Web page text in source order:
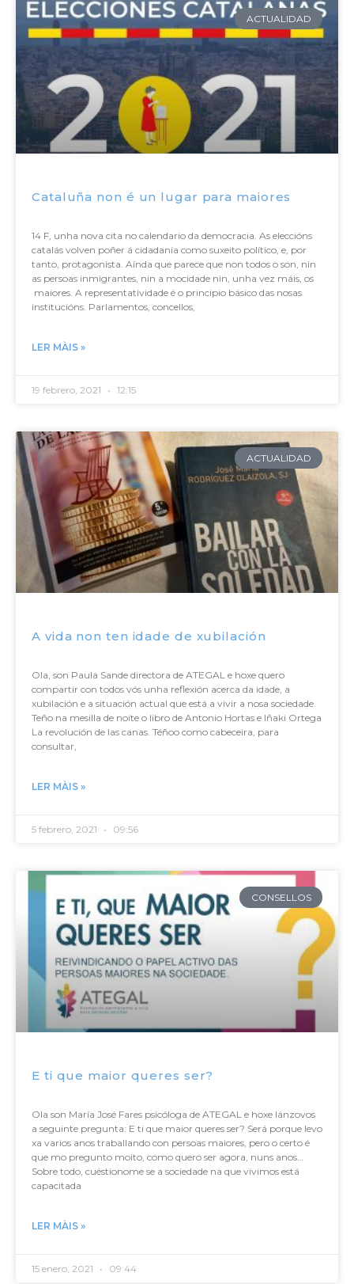
ACTUALIDAD
Cataluña non é un lugar para maiores
14 F, unha nova cita no calendario da democracia. As eleccións
catalás volven poñer á cidadanía como suxeito político, e, por
tanto, protagonista. Aínda que parece que non todos o son, nin
as persoas inmigrantes, nin a mocidade nin, unha vez máis, os
maiores. A representatividade é o principio básico das nosas
institucións. Parlamentos, concellos,
LER MÀIS »
19 febrero, 2021 12:15
ACTUALIDAD
A vida non ten idade de xubilación
Ola, son Paula Sande directora de ATEGAL e hoxe quero
compartir con todos vós unha reflexión acerca da idade, a
xubilación e a situación actual que está a vivir a nosa sociedade.
Teño na mesilla de noite o libro de Antonio Hortas e Iñaki Ortega
La revolución de las canas. Téñoo como cabeceira, para
consultar,
LER MÀIS »
5 febrero, 2021 09:56
CONSELLOS
E ti que maior queres ser?
Ola son María José Fares psicóloga de ATEGAL e hoxe lánzovos
a seguinte pregunta: E ti que maior queres ser? Será porque levo
xa varios anos traballando con persoas maiores, pero o certo é
que mo pregunto moito, como quero ser agora, nuns anos…
Sobre todo, cuéstionome se a sociedade na que vivimos está
capacitada
LER MÀIS »
15 enero, 2021 09:44